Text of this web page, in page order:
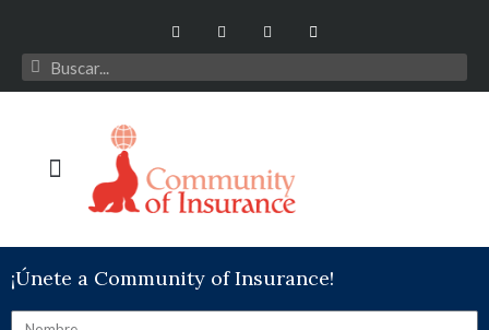
¡Únete a Community of Insurance!